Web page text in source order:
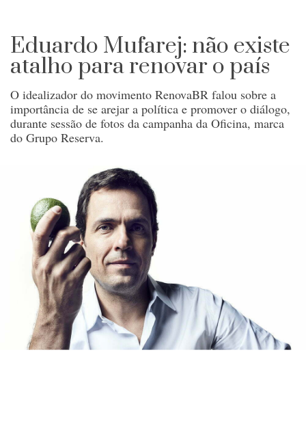
Eduardo Mufarej: não existe
atalho para renovar o país
O idealizador do movimento RenovaBR falou sobre a
importância de se arejar a política e promover o diálogo,
durante sessão de fotos da campanha da Oficina, marca
do Grupo Reserva.